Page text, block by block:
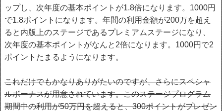
ップし、次年度の基本ポイントが1.8倍になります。1000円
で1.8ポイントになります。年間の利用金額が200万を超え
ると内版上のステージであるプレミアムステージになり、
次年度の基本ポイントがなんと2倍になります。1000円で2
ポイントたまるようになります。
これだけでもかなりありがたいのですが、さらにスペシャ
ルボーナスが用意されています。このステージプログラム
期間中の利用が50万円を超えると、300ポイントがプレゼン